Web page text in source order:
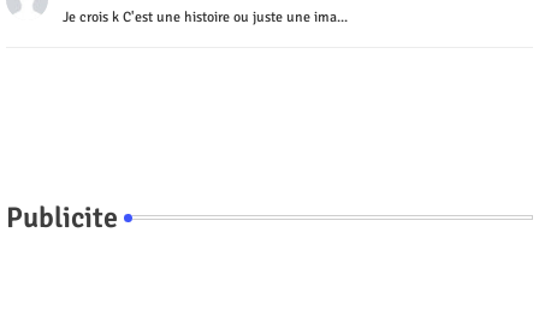
Je crois k C'est une histoire ou juste une ima...
Publicite